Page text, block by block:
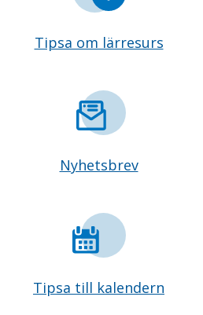
Tipsa om lärresurs
Nyhetsbrev
Tipsa till kalendern